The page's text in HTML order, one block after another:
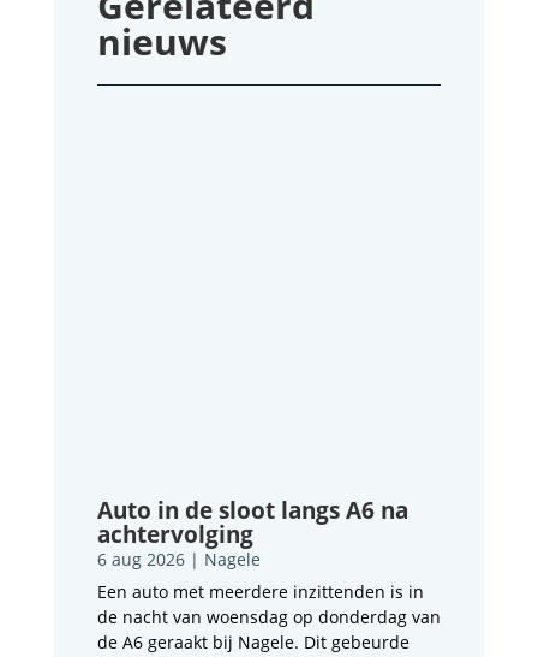
nieuws
Auto in de sloot langs A6 na
achtervolging
6 aug 2026| Nagele
Een auto met meerdere inzittenden is in
de nacht van woensdag op donderdag van
de A6 geraakt bij Nagele. Dit gebeurde